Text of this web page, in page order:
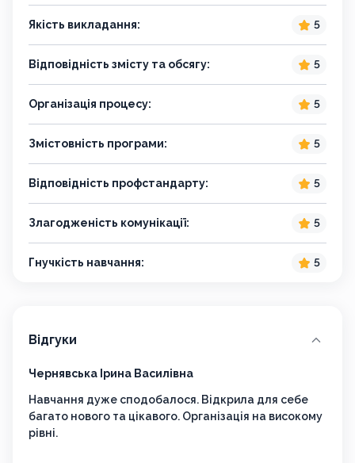
Якість викладання: 5
Відповідність змісту та обсягу: 5
Організація процесу: 5
Змістовність програми: 5
Відповідність профстандарту: 5
Злагодженість комунікації: 5
Гнучкість навчання: 5
Відгуки
Чернявська Ірина Василівна
Навчання дуже сподобалося. Відкрила для себе
багато нового та цікавого. Організація на високому
рівні.